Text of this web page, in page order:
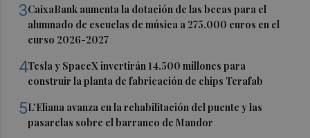
3CaixaBank aumenta la dotación de las becas para el
alumnado de escuelas de música a 275.000 euros en el
curso 2026-2027
4Tesla y SpaceX invertirán 14.500 millones para
construir la planta de fabricación de chips Terafab
5L'Eliana avanza en la rehabilitación del puente y las
pasarelas sobre el barranco de Mandor